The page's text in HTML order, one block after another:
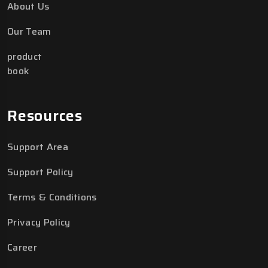
About Us
Our Team
product
book
Resources
Support Area
Support Policy
Terms & Conditions
Privacy Policy
Career